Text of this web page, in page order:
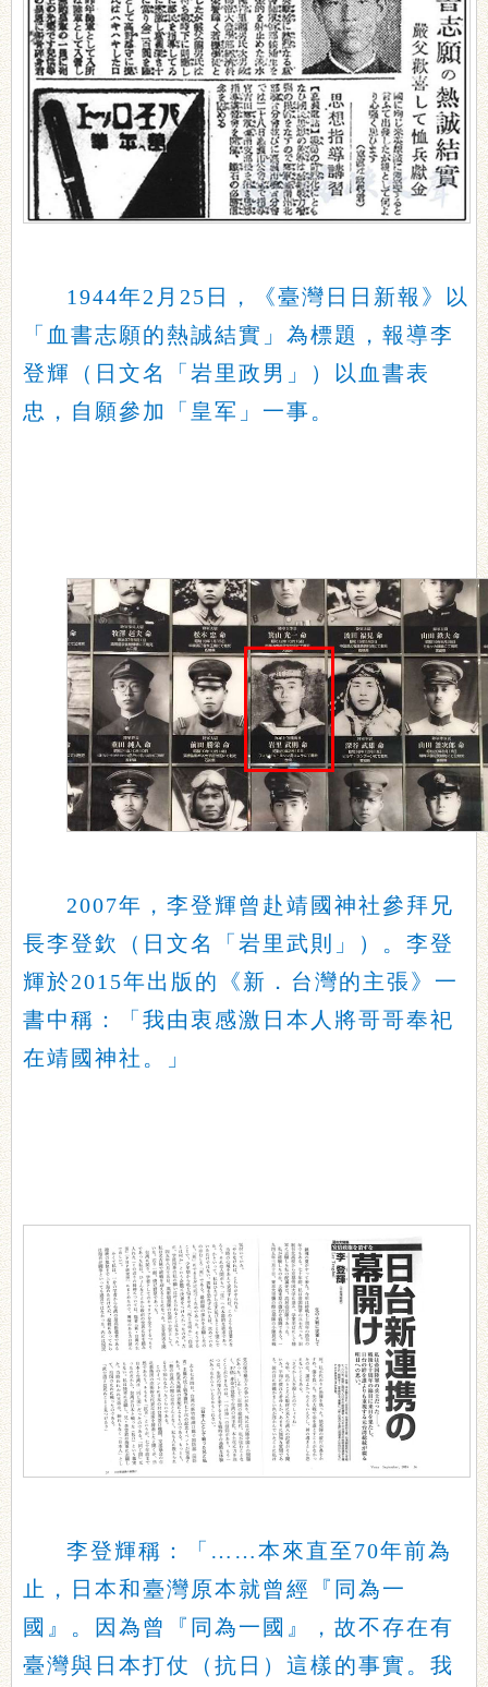
1944年2月25日，《臺灣日日新報》以
「血書志願的熱誠結實」為標題，報導李
登輝（日文名「岩里政男」）以血書表
忠，自願參加「皇军」一事。
2007年，李登輝曾赴靖國神社參拜兄
長李登欽（日文名「岩里武則」）。李登
輝於2015年出版的《新．台灣的主張》一
書中稱：「我由衷感激日本人將哥哥奉祀
在靖國神社。」
李登輝稱：「……本來直至70年前為
止，日本和臺灣原本就曾經『同為一
國』。因為曾『同為一國』，故不存在有
臺灣與日本打仗（抗日）這樣的事實。我